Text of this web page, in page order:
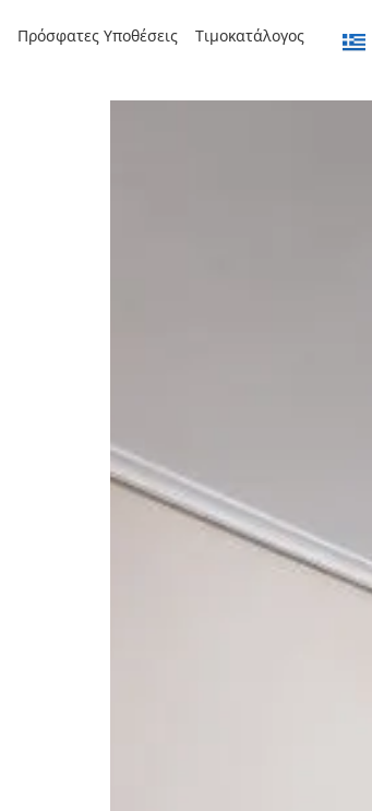
Πρόσφατες Υποθέσεις
Τιμοκατάλογος